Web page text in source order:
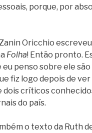
porque, por
Oricchio
Folha! Então pronto.
eu penso sobre ele
fiz logo depois de
dois críticos
do país.
o texto da Ruth